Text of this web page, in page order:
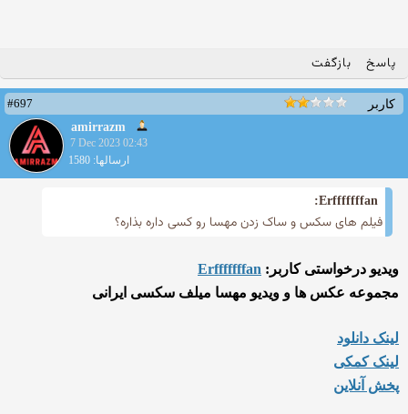
پاسخ بازگفت
کاربر
#697
amirrazm
7 Dec 2023 02:43
ارسالها: 1580
Erfffffffan:
فیلم های سکس و ساک زدن مهسا رو کسی داره بذاره؟
ویدیو درخواستی کاربر: Erfffffffan
مجموعه عکس ها و ویدیو مهسا میلف سکسی ایرانی
لینک دانلود
لینک کمکی
پخش آنلاین